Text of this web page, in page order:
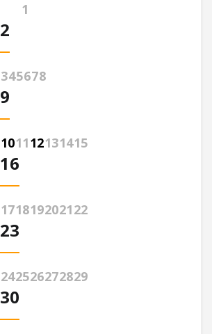
1
2
345678
9
101112131415
16
171819202122
23
242526272829
30